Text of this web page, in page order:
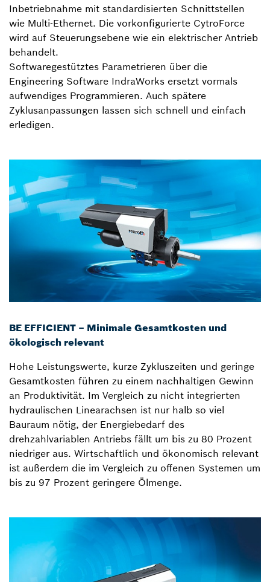
Inbetriebnahme mit standardisierten Schnittstellen
wie Multi-Ethernet. Die vorkonfigurierte CytroForce
wird auf Steuerungsebene wie ein elektrischer Antrieb
behandelt.
Softwaregestütztes Parametrieren über die
Engineering Software IndraWorks ersetzt vormals
aufwendiges Programmieren. Auch spätere
Zyklusanpassungen lassen sich schnell und einfach
erledigen.
BE EFFICIENT – Minimale Gesamtkosten und
ökologisch relevant
Hohe Leistungswerte, kurze Zykluszeiten und geringe
Gesamtkosten führen zu einem nachhaltigen Gewinn
an Produktivität. Im Vergleich zu nicht integrierten
hydraulischen Linearachsen ist nur halb so viel
Bauraum nötig, der Energiebedarf des
drehzahlvariablen Antriebs fällt um bis zu 80 Prozent
niedriger aus. Wirtschaftlich und ökonomisch relevant
ist außerdem die im Vergleich zu offenen Systemen um
bis zu 97 Prozent geringere Ölmenge.